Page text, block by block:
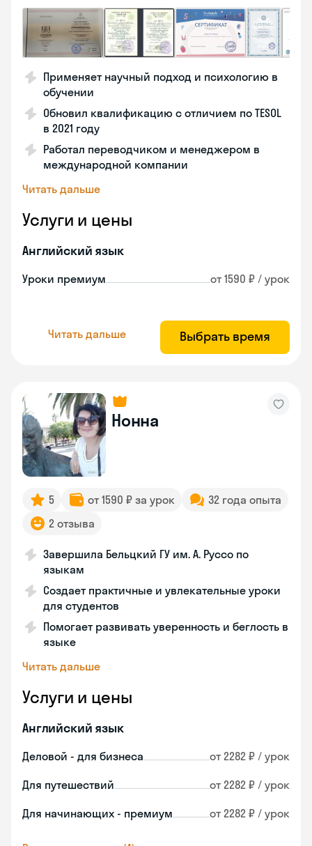
Применяет научный подход и психологию в
обучении
Обновил квалификацию с отличием по TESOL
в 2021 году
Работал переводчиком и менеджером в
международной компании
Читать дальше
Услуги и цены
Английский язык
Уроки премиум от 1590 ₽ / урок
Читать дальше Выбрать время
Нонна
5 от 1590 ₽ за урок
32 года опыта
2 отзыва
Завершила Бельцкий ГУ им. А. Руссо по
языкам
Создает практичные и увлекательные уроки
для студентов
Помогает развивать уверенность и беглость в
языке
Читать дальше
Услуги и цены
Английский язык
Деловой - для бизнеса от 2282 ₽ / урок
Для путешествий от 2282 ₽ / урок
Для начинающих - премиум от 2282 ₽ / урок